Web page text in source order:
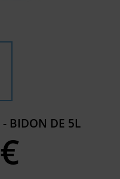
- BIDON DE 5L
€